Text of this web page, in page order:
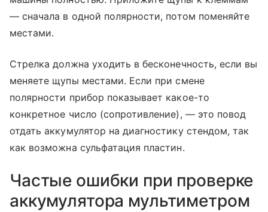
— сначала в одной полярности, потом поменяйте
местами.
Стрелка должна уходить в бесконечность, если вы
меняете щупы местами. Если при смене
полярности прибор показывает какое-то
конкретное число (сопротивление), — это повод
отдать аккумулятор на диагностику стендом, так
как возможна сульфатация пластин.
Частые ошибки при проверке
аккумулятора мультиметром